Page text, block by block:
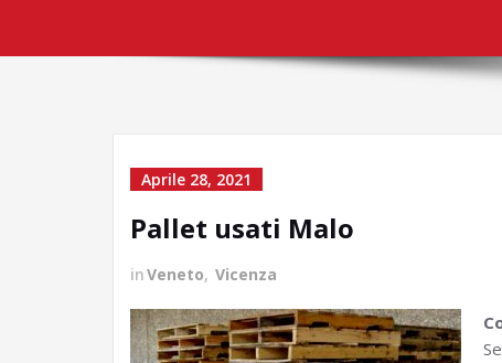
Aprile 28, 2021
Pallet usati Malo
inVeneto, Vicenza